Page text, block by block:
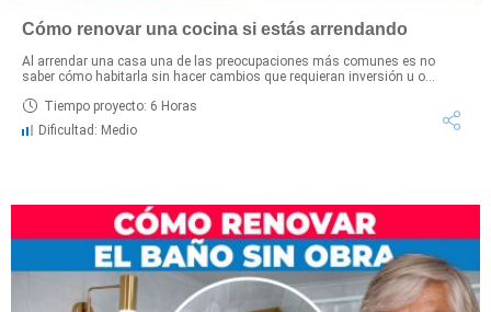
Cómo renovar una cocina si estás arrendando
Al arrendar una casa una de las preocupaciones más comunes es no
saber cómo habitarla sin hacer cambios que requieran inversión u o...
Tiempo proyecto: 6 Horas
Dificultad: Medio